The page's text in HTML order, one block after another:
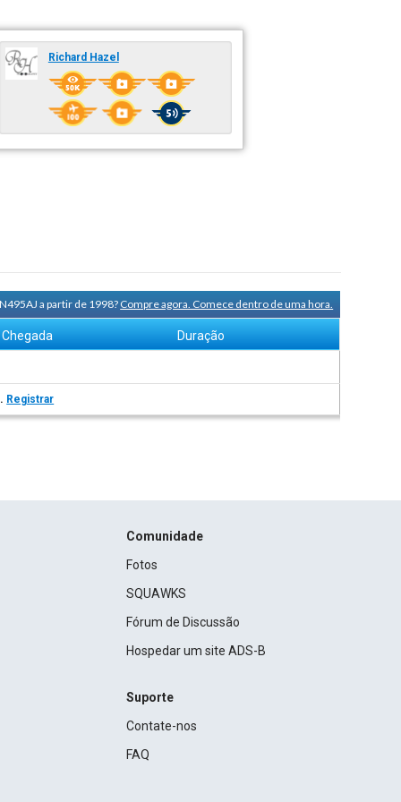
Richard Hazel
a partir de 1998?Compre agora. Comece dentro de uma hora.
Chegada Duração
Registrar
Comunidade
Fotos
SQUAWKS
Fórum de Discussão
Hospedar um site ADS-B
Suporte
Contate-nos
FAQ